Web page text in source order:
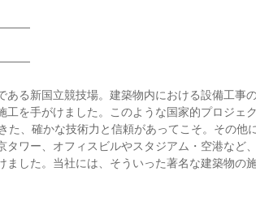
る新国立競技場。建築物内における設備工事
工を手がけました。このような国家的プロジェ
た、確かな技術力と信頼があってこそ。その他
タワー、オフィスビルやスタジアム・空港など
ました。当社には、そういった著名な建築物の